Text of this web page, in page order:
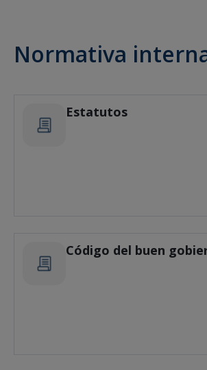
Normativa
Estatutos
Código del buen